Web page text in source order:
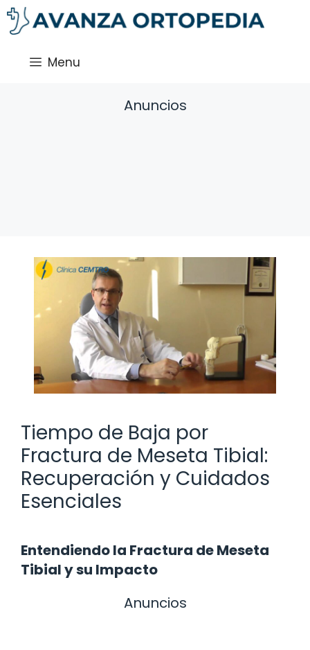
Saltar
al
Menu
Anuncios
Tiempo de Baja por
Fractura de Meseta Tibial:
Recuperación y Cuidados
Esenciales
Entendiendo la Fractura de Meseta
Tibial y su Impacto
Anuncios